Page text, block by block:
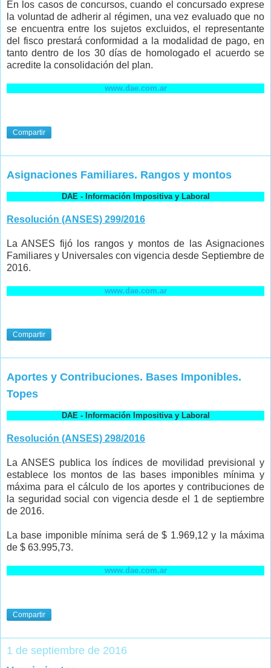
En los casos de concursos, cuando el concursado exprese
la voluntad de adherir al régimen, una vez evaluado que no
se encuentra entre los sujetos excluidos, el representante
del fisco prestará conformidad a la modalidad de pago, en
tanto dentro de los 30 días de homologado el acuerdo se
acredite la consolidación del plan.
www.dae.com.ar
Compartir
Asignaciones Familiares. Rangos y montos
DAE - Información Impositiva y Laboral
Resolución (ANSES) 299/2016
La ANSES fijó los rangos y montos de las Asignaciones
Familiares y Universales con vigencia desde Septiembre de
2016.
www.dae.com.ar
Compartir
Aportes y Contribuciones. Bases Imponibles.
Topes
DAE - Información Impositiva y Laboral
Resolución (ANSES) 298/2016
La ANSES publica los índices de movilidad previsional y
establece los montos de las bases imponibles mínima y
máxima para el cálculo de los aportes y contribuciones de
la seguridad social con vigencia desde el 1 de septiembre
de 2016.
La base imponible mínima será de $ 1.969,12 y la máxima
de $ 63.995,73.
www.dae.com.ar
Compartir
1 de septiembre de 2016